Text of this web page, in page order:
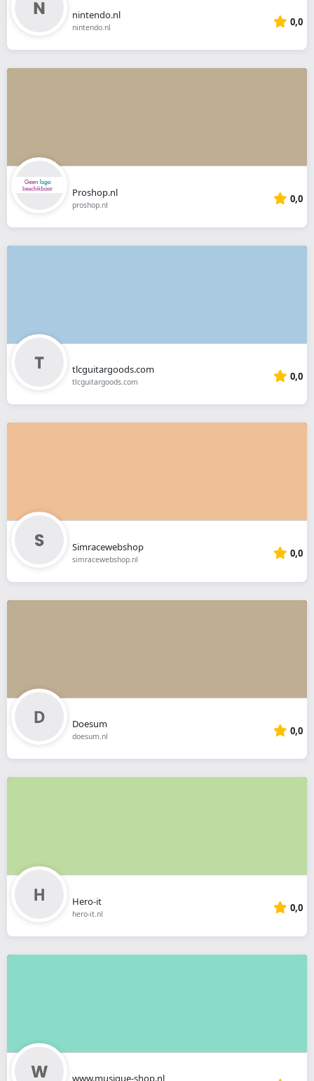
nintendo.nl
nintendo.nl 0,0
Proshop.nl
proshop.nl 0,0
tlcguitargoods.com
tlcguitargoods.com 0,0
Simracewebshop
simracewebshop.nl 0,0
Doesum
doesum.nl 0,0
Hero-it
hero-it.nl 0,0
www.musique-shop.nl